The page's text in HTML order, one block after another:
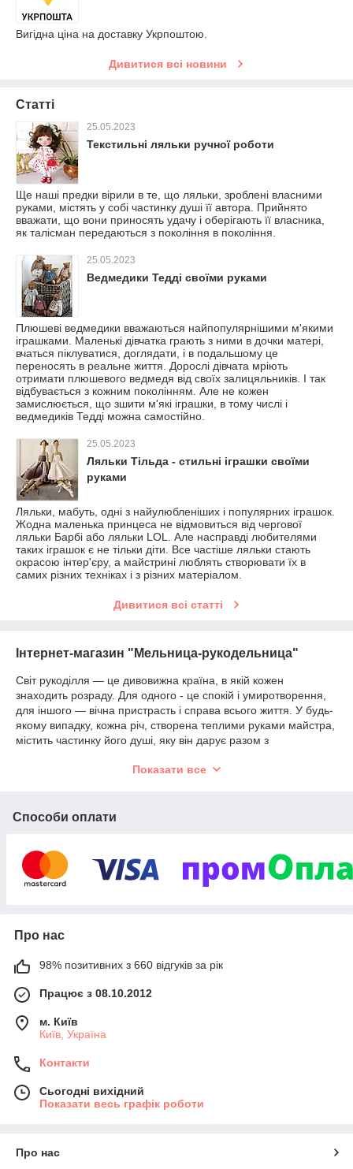
Вигідна ціна на доставку Укрпоштою.
Дивитися всі новини
Статті
25.05.2023
Текстильні ляльки ручної роботи
Ще наші предки вірили в те, що ляльки, зроблені власними
руками, містять у собі частинку душі її автора. Прийнято
вважати, що вони приносять удачу і оберігають її власника,
як талісман передаються з покоління в покоління.
25.05.2023
Ведмедики Тедді своїми руками
Плюшеві ведмедики вважаються найпопулярнішими м'якими
іграшками. Маленькі дівчатка грають з ними в дочки матері,
вчаться піклуватися, доглядати, і в подальшому це
переносять в реальне життя. Дорослі дівчата мріють
отримати плюшевого ведмедя від своїх залицяльників. І так
відбувається з кожним поколінням. Але не кожен
замислюється, що зшити м'які іграшки, в тому числі і
ведмедиків Тедді можна самостійно.
25.05.2023
Ляльки Тільда - стильні іграшки своїми
руками
Ляльки, мабуть, одні з найулюбленіших і популярних іграшок.
Жодна маленька принцеса не відмовиться від чергової
ляльки Барбі або ляльки LOL. Але насправді любителями
таких іграшок є не тільки діти. Все частіше ляльки стають
окрасою інтер'єру, а майстрині люблять створювати їх в
самих різних техніках і з різних матеріалом.
Дивитися всі статті
Інтернет-магазин "Мельница-рукодельница"
Світ рукоділля — це дивовижна країна, в якій кожен
знаходить розраду. Для одного - це спокій і умиротворення,
для іншого — вічна пристрасть і справа всього життя. У будь-
якому випадку, кожна річ, створена теплими руками майстра,
містить частинку його душі, яку він дарує разом з
Інтернет-магазин «Мельница-рукодельница» створений для
муліне і бісер для вишивання, гачки, спиці, заготівлі та
для біжутерії, стрічки, вуаль і фатин для шиття. Наша мета —
якісні та доступні матеріали для будь-якого виду рукоділля.
Саме тому ми стежимо за розвитком і появою нових видів
Показати все
Способи оплати
Про нас
98% позитивних з 660 відгуків за рік
Працює з 08.10.2012
м. Київ
Київ, Україна
Контакти
Сьогодні вихідний
Показати весь графік роботи
Про нас